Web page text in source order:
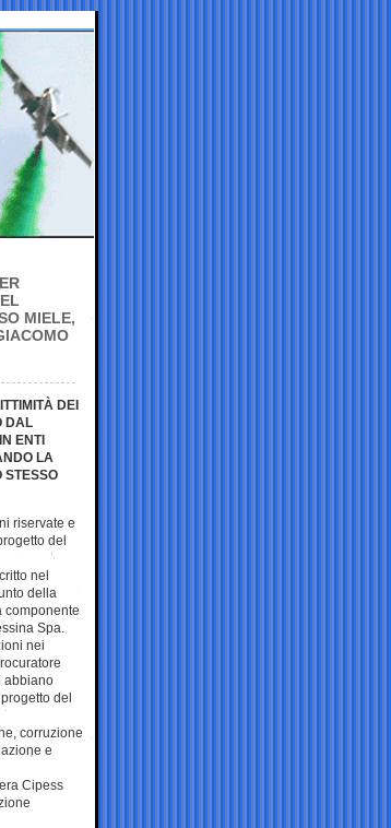
MIELE,
DEI
DAL
ENTI
LA
STESSO
riservate e
del
nel
della
componente
Spa.
nei
abbiano
del
corruzione
e
Cipess